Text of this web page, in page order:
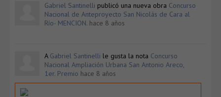
Gabriel Santinelli publicó una nueva obra Concurso
Nacional de Anteproyecto San Nicolás de Cara al
Río- MENCION. hace 8 años
A Gabriel Santinelli le gusta la nota Concurso
Nacional Ampliación Urbana San Antonio Areco,
1er. Premio hace 8 años